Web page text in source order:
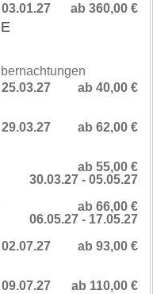
ab 360,00 €
ab 40,00 €
ab 62,00 €
ab 55,00 €
30.03.27 - 05.05.27
ab 66,00 €
06.05.27 - 17.05.27
ab 93,00 €
ab 110,00 €